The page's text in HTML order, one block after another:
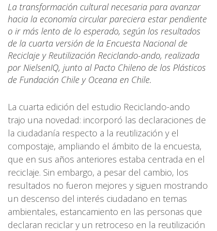
La transformación cultural necesaria para avanzar
hacia la economía circular pareciera estar pendiente
o ir más lento de lo esperado, según los resultados
de la cuarta versión de la Encuesta Nacional de
Reciclaje y Reutilización Reciclando-ando, realizada
por NielsenIQ, junto al Pacto Chileno de los Plásticos
de Fundación Chile y Oceana en Chile.
La cuarta edición del estudio Reciclando-ando
trajo una novedad: incorporó las declaraciones de
la ciudadanía respecto a la reutilización y el
compostaje, ampliando el ámbito de la encuesta,
que en sus años anteriores estaba centrada en el
reciclaje. Sin embargo, a pesar del cambio, los
resultados no fueron mejores y siguen mostrando
un descenso del interés ciudadano en temas
ambientales, estancamiento en las personas que
declaran reciclar y un retroceso en la reutilización